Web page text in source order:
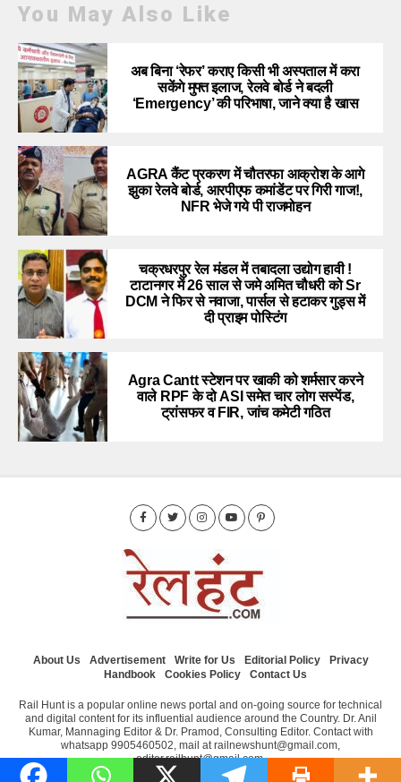
You May Also Like
अब बिना ‘रेफर’ कराए किसी भी अस्पताल में करा
सकेंगे मुफ्त इलाज, रेलवे बोर्ड ने बदली
‘Emergency’ की परिभाषा, जाने क्या है खास
AGRA कैंट प्रकरण में चौतरफा आक्रोश के आगे
झुका रेलवे बोर्ड, आरपीएफ कमांडेंट पर गिरी गाज!,
NFR भेजे गये पी राजमोहन
चक्रधरपुर रेल मंडल में तबादला उद्योग हावी !
टाटानगर में 26 साल से जमे अमित चौधरी को Sr
DCM ने फिर से नवाजा, पार्सल से हटाकर गुड्स में
दी प्राइम पोस्टिंग
Agra Cantt स्टेशन पर खाकी को शर्मसार करने
वाले RPF के दो ASI समेत चार लोग सस्पेंड,
ट्रांसफर व FIR, जांच कमेटी गठित
About Us Advertisement Write for Us Editorial Policy
Privacy
Handbook
Cookies Policy Contact Us
Rail Hunt is a popular online news portal and on-going source for technical
and digital content for its influential audience around the Country. Dr. Anil
Kumar, Mannaging Editor & Dr. Pramod, Consulting Editor. Contact with
whatsapp 9905460502, mail at railnewshunt@gmail.com,
editor.railhunt@gmail.com.